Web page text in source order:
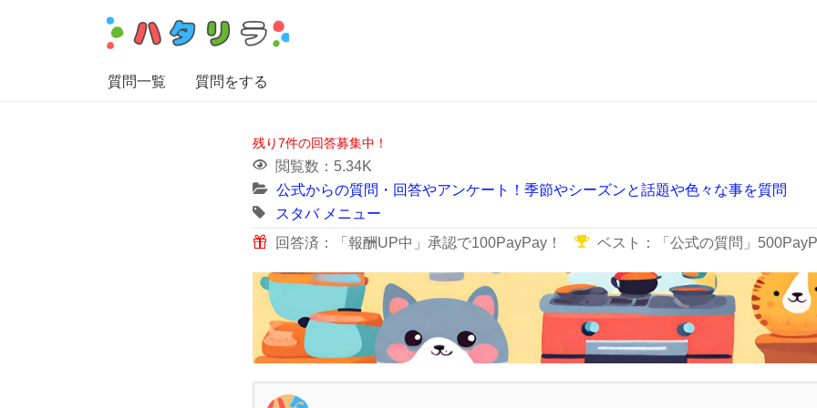
質問一覧 質問をする
残り7件の回答募集中！
閲覧数：5.34K
公式からの質問・回答やアンケート！季節やシーズンと話題や色々な事を質問
スタバ メニュー
回答済：「報酬UP中」承認で100PayPay！
ベスト：「公式の質問」